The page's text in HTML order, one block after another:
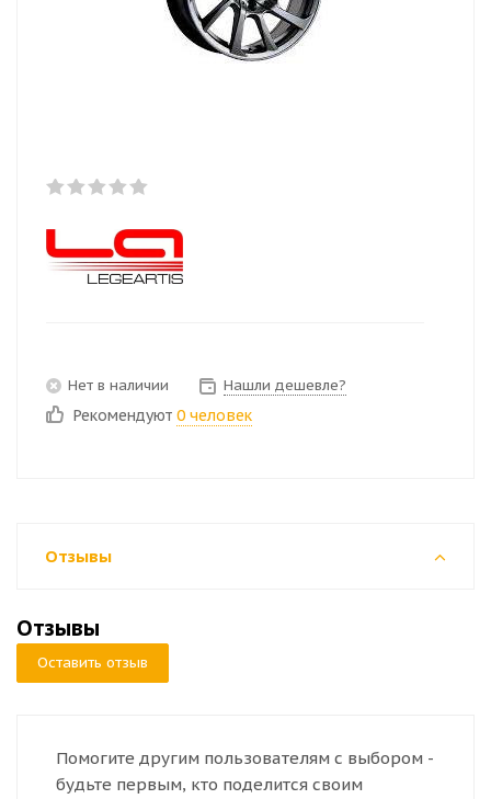
Нет в наличии Нашли дешевле?
Рекомендуют 0 человек
Отзывы
Отзывы
Оставить отзыв
Помогите другим пользователям с выбором -
будьте первым, кто поделится своим